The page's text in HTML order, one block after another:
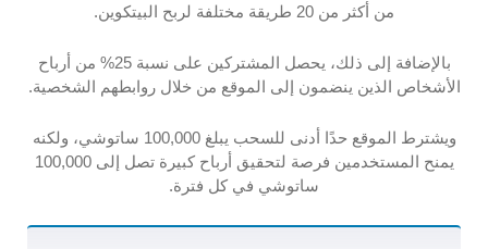
من أكثر من 20 طريقة مختلفة لربح البيتكوين.
بالإضافة إلى ذلك، يحصل المشتركين على نسبة 25% من أرباح
الأشخاص الذين ينضمون إلى الموقع من خلال روابطهم الشخصية.
ويشترط الموقع حدًا أدنى للسحب يبلغ 100,000 ساتوشي، ولكنه
يمنح المستخدمين فرصة لتحقيق أرباح كبيرة تصل إلى 100,000
ساتوشي في كل فترة.